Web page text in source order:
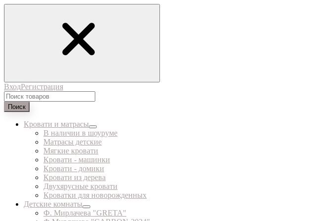
ВходРегистрация
Поиск
Кровати и матрасы
В наличии в шоуруме
Матрасы детские
Мягкие кровати
Кровати - машинки
Кровати - домики
Кровати из дерева
Двухярусные кровати
Кроватки для новорожденных
Детские комнаты
Ф. Мирлачева "GRETA"